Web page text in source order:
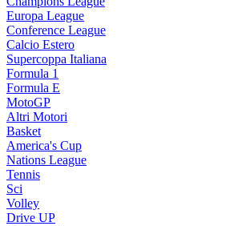
Europa League
Conference League
Calcio Estero
Supercoppa Italiana
Formula 1
Formula E
MotoGP
Altri Motori
Basket
America's Cup
Nations League
Tennis
Sci
Volley
Drive UP